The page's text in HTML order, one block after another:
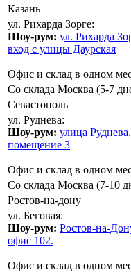
Казань
ул. Рихарда Зорге:
Шоу-рум: ул. Рихарда
вход с улицы Даурская
Офис и склад в одном
Со склада Москва (5-7
Севастополь
ул. Руднева:
Шоу-рум: улица
помещение 3
Офис и склад в одном
Со склада Москва (7-10
Ростов-на-дону
ул. Беговая:
Шоу-рум: Ростов-на-
офис 102.
Офис и склад в одном